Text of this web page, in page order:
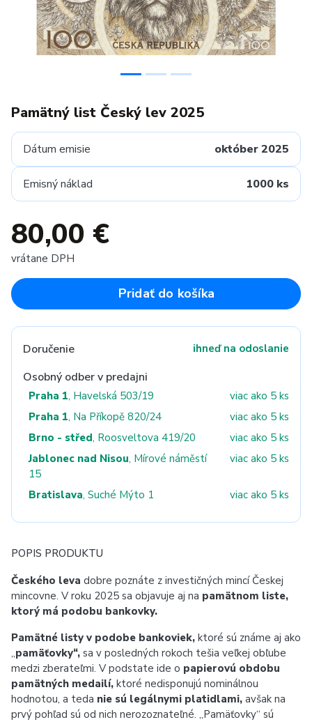
Pamätný list Český lev 2025
Dátum emisie október 2025
Emisný náklad 1000 ks
80,00 €
vrátane DPH
Pridať do košíka
Doručenie ihneď na odoslanie
Osobný odber v predajni
Praha 1, Havelská 503/19
viac ako 5 ks
Praha 1, Na Příkopě 820/24
viac ako 5 ks
Brno - střed, Roosveltova 419/20
viac ako 5 ks
Jablonec nad Nisou, Mírové náměstí
15
viac ako 5 ks
Bratislava, Suché Mýto 1 viac ako 5 ks
POPIS PRODUKTU
Českého leva dobre poznáte z investičných mincí Českej
mincovne. V roku 2025 sa objavuje aj na pamätnom liste,
ktorý má podobu bankovky.
Pamätné listy v podobe bankoviek, ktoré sú známe aj ako
„pamäťovky“, sa v posledných rokoch tešia veľkej obľube
medzi zberateľmi. V podstate ide o papierovú obdobu
pamätných medailí, ktoré nedisponujú nominálnou
hodnotou, a teda nie sú legálnymi platidlami, avšak na
prvý pohľad sú od nich nerozoznateľné. „Pamäťovky“ sú